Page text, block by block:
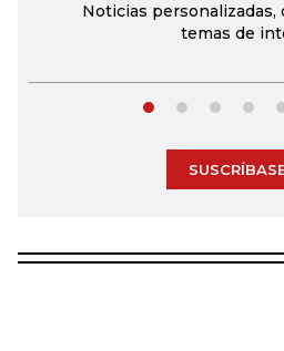
Noticias personalizadas,
temas de